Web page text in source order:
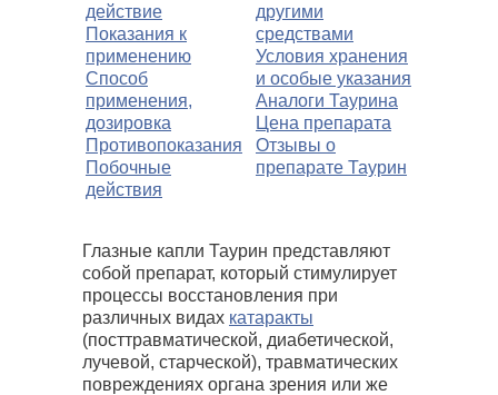
действие
Показания к
применению
Способ
применения,
дозировка
Противопоказания
Побочные
действия
другими
средствами
Условия хранения
и особые указания
Аналоги Таурина
Цена препарата
Отзывы о
препарате Таурин
Глазные капли Таурин представляют
собой препарат, который стимулирует
процессы восстановления при
различных видах катаракты
(посттравматической, диабетической,
лучевой, старческой), травматических
повреждениях органа зрения или же